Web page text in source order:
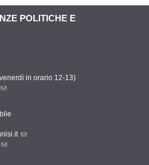
POLITICHE E
in orario 12-13)